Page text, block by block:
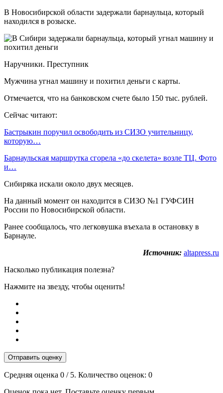
В Новосибирской области задержали барнаульца, который
находился в розыске.
Наручники. Преступник
Мужчина угнал машину и похитил деньги с карты.
Отмечается, что на банковском счете было 150 тыс. рублей.
Сейчас читают:
Бастрыкин поручил освободить из СИЗО учительницу,
которую…
Барнаульская маршрутка сгорела «до скелета» возле ТЦ. Фото
и…
Сибиряка искали около двух месяцев.
На данный момент он находится в СИЗО №1 ГУФСИН
России по Новосибирской области.
Ранее сообщалось, что легковушка въехала в остановку в
Барнауле.
Источник: altapress.ru
Насколько публикация полезна?
Нажмите на звезду, чтобы оценить!
Отправить оценку
Средняя оценка 0 / 5. Количество оценок: 0